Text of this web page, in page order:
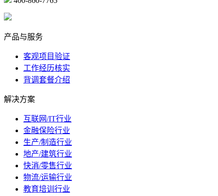
产品与服务
客观项目验证
工作经历核实
背调套餐介绍
解决方案
互联网/IT行业
金融保险行业
生产/制造行业
地产/建筑行业
快消/零售行业
物流/运输行业
教育培训行业